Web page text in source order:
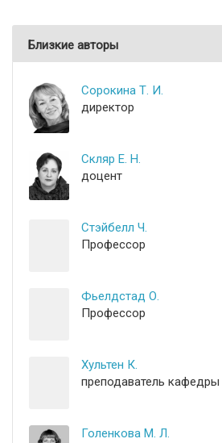
Близкие авторы
Сорокина Т. И.
директор
Скляр Е. Н.
доцент
Стэйбелл Ч.
Профессор
Фьелдстад О.
Профессор
Хультен К.
преподаватель кафедры
Голенкова М. Л.